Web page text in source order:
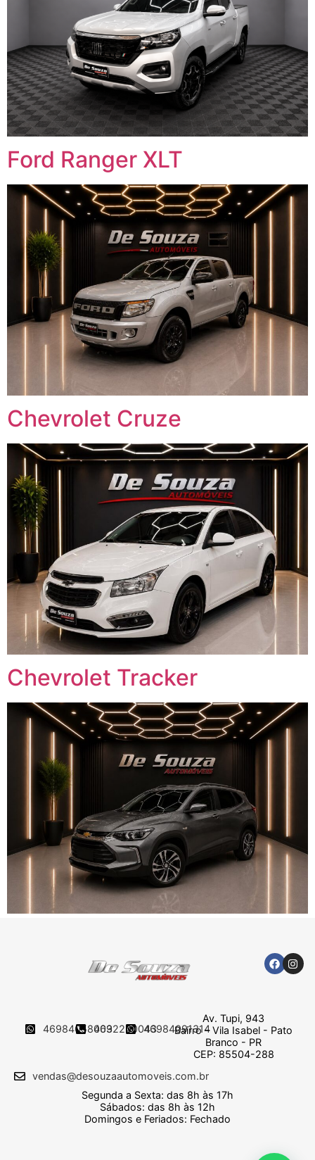
Ford Ranger XLT
Chevrolet Cruze
Chevrolet Tracker
46984058009463225004346984091314
Av. Tupi, 943
Bairro – Vila Isabel - Pato
Branco - PR
CEP: 85504-288
vendas@desouzaautomoveis.com.br
Segunda a Sexta: das 8h às 17h
Sábados: das 8h às 12h
Domingos e Feriados: Fechado